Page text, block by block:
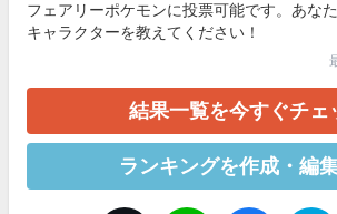
フェアリーポケモンに投票可能です。あな
キャラクターを教えてください！
結果一覧を今すぐチェ
ランキングを作成・編